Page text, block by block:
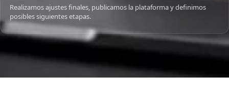
Realizamos ajustes finales, publicamos la plataforma y definimos
posibles siguientes etapas.